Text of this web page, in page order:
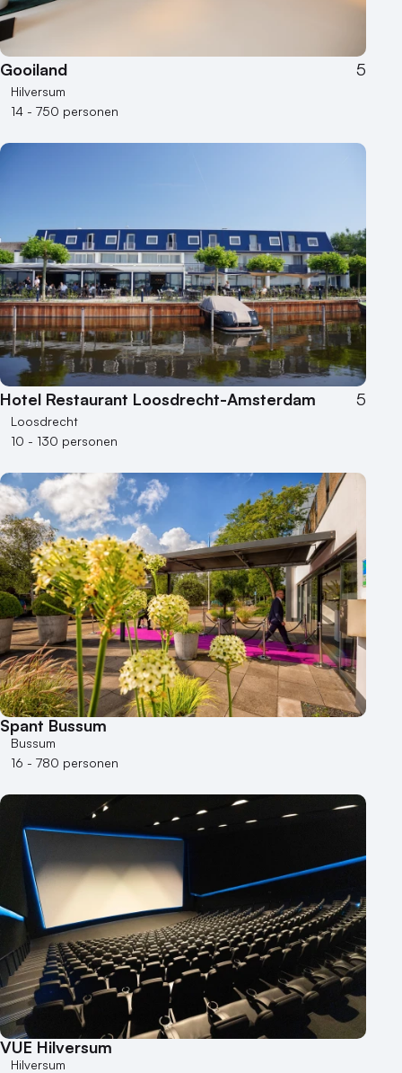
Gooiland 5
Hilversum
14 - 750 personen
Hotel Restaurant Loosdrecht-Amsterdam 5
Loosdrecht
10 - 130 personen
Spant Bussum
Bussum
16 - 780 personen
VUE Hilversum
Hilversum